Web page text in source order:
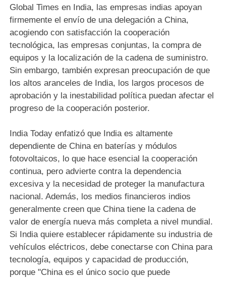
Global Times en India, las empresas indias apoyan
firmemente el envío de una delegación a China,
acogiendo con satisfacción la cooperación
tecnológica, las empresas conjuntas, la compra de
equipos y la localización de la cadena de suministro.
Sin embargo, también expresan preocupación de que
los altos aranceles de India, los largos procesos de
aprobación y la inestabilidad política puedan afectar el
progreso de la cooperación posterior.
India Today enfatizó que India es altamente
dependiente de China en baterías y módulos
fotovoltaicos, lo que hace esencial la cooperación
continua, pero advierte contra la dependencia
excesiva y la necesidad de proteger la manufactura
nacional. Además, los medios financieros indios
generalmente creen que China tiene la cadena de
valor de energía nueva más completa a nivel mundial.
Si India quiere establecer rápidamente su industria de
vehículos eléctricos, debe conectarse con China para
tecnología, equipos y capacidad de producción,
porque "China es el único socio que puede